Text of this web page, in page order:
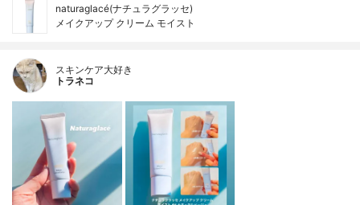
naturaglacé(ナチュラグラッセ)
メイクアップ クリーム モイスト
スキンケア大好き
トラネコ